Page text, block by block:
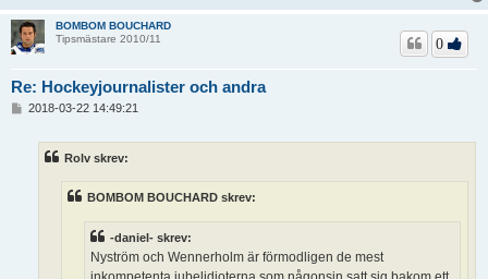
BOMBOM BOUCHARD
Tipsmästare 2010/11
Re: Hockeyjournalister och andra
0
2018-03-22 14:49:21
Rolv skrev:
BOMBOM BOUCHARD skrev:
-daniel- skrev:
Nyström och Wennerholm är förmodligen de mest